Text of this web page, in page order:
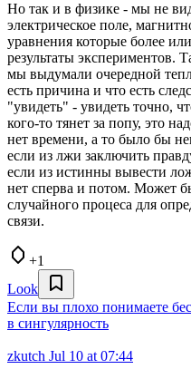
Но так и в физике - мы не
электрическое поле,
уравнения которые более
результаты экспериментов.
мы выдумали очередной
есть причина и что есть
"увидеть" - увидеть точно,
кого-то тянет за попу, это
нет времени, а то было бы
если из лжи заключить
если из истинны вывести
нет сперва и потом. Может
случайного процеса для
связи.
+1
Look
Если вы плохо понимаете
в сингулярность
zkutch Jul 10 at 07:44